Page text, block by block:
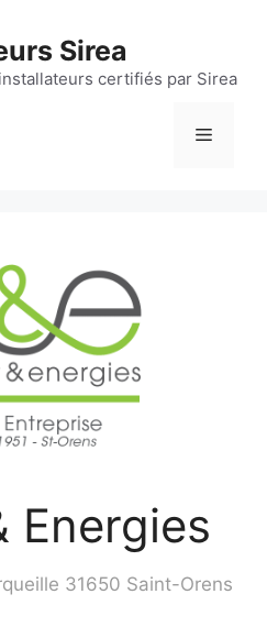
Sirea
certifiés par Sirea
Menu
Energies
31650 Saint-Orens